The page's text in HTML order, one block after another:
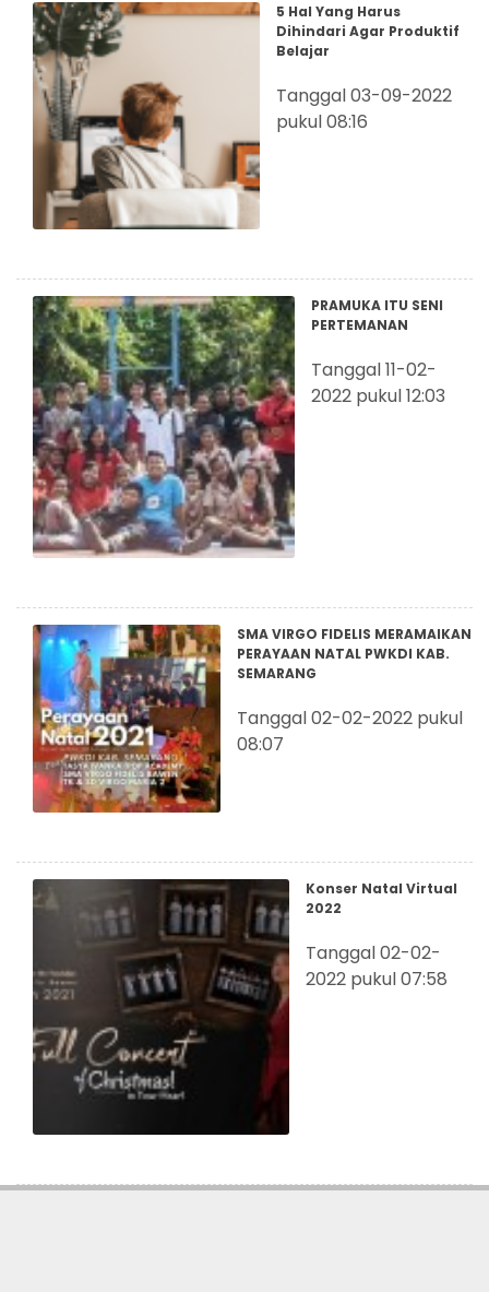
5 Hal Yang Harus
Dihindari Agar Produktif
Belajar
Tanggal 03-09-2022
pukul 08:16
PRAMUKA ITU SENI
PERTEMANAN
Tanggal 11-02-
2022 pukul 12:03
SMA VIRGO FIDELIS MERAMAIKAN
PERAYAAN NATAL PWKDI KAB.
SEMARANG
Tanggal 02-02-2022 pukul
08:07
Konser Natal Virtual
2022
Tanggal 02-02-
2022 pukul 07:58